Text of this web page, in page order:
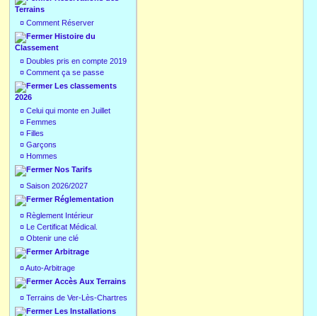
Terrains
¤ Comment Réserver
Histoire du
Classement
¤ Doubles pris en compte 2019
¤ Comment ça se passe
Les classements
2026
¤ Celui qui monte en Juillet
¤ Femmes
¤ Filles
¤ Garçons
¤ Hommes
Nos Tarifs
¤ Saison 2026/2027
Réglementation
¤ Règlement Intérieur
¤ Le Certificat Médical.
¤ Obtenir une clé
Arbitrage
¤Auto-Arbitrage
Accès Aux Terrains
¤ Terrains de Ver-Lès-Chartres
Les Installations